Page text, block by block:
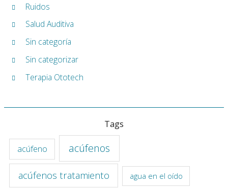
Ruidos
Salud Auditiva
Sin categoría
Sin categorizar
Terapia Ototech
Tags
acúfeno acúfenos
acúfenos tratamiento agua en el oído